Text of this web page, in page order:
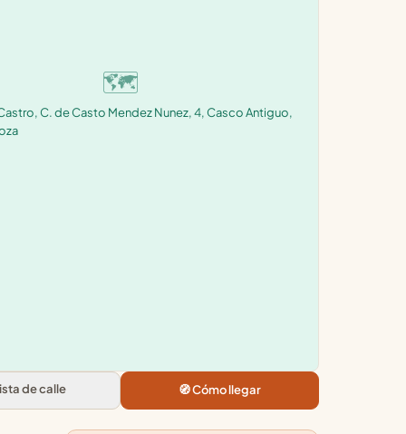
🗺️
C. de Casto Mendez Nunez, 4, Casco Antiguo,
de calle 🧭 Cómo llegar